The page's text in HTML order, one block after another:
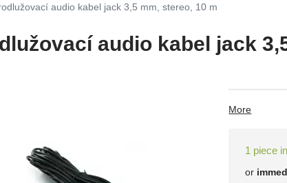
audio kabel jack 3,5 mm, stereo, 10 m
audio kabel jack
More
1 piece
or